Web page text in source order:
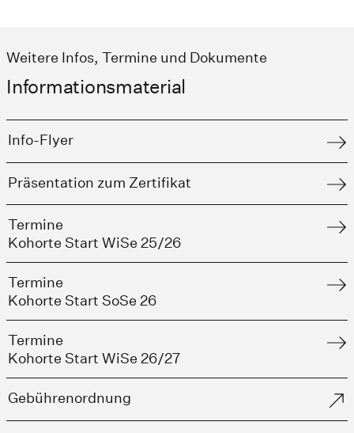
Weitere Infos, Termine und Dokumente
Informationsmaterial
Info-Flyer
Präsentation zum Zertifikat
Termine
Kohorte Start WiSe 25/26
Termine
Kohorte Start SoSe 26
Termine
Kohorte Start WiSe 26/27
Gebührenordnung